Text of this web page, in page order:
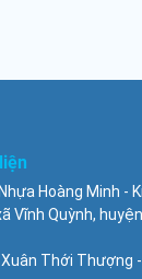
Hoàng Minh -
Vĩnh Quỳnh,
Thới Thượng -